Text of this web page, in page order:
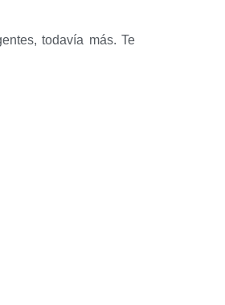
todavía más. Te